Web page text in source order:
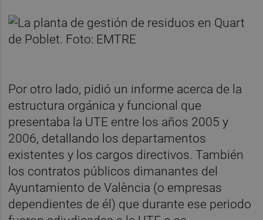
Por otro lado, pidió un informe acerca de la
estructura orgánica y funcional que
presentaba la UTE entre los años 2005 y
2006, detallando los departamentos
existentes y los cargos directivos. También
los contratos públicos dimanantes del
Ayuntamiento de València (o empresas
dependientes de él) que durante ese periodo